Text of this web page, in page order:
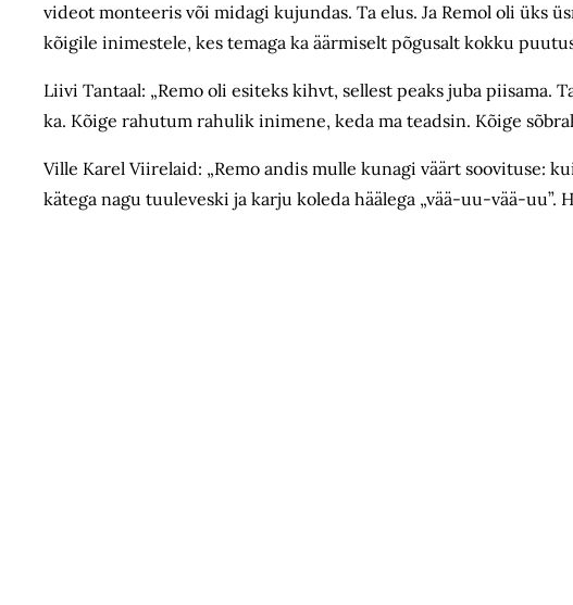
videot monteeris või midagi kujundas. Ta elus. Ja Remol oli üks
kõigile inimestele, kes temaga ka äärmiselt põgusalt kokku
Liivi Tantaal: „Remo oli esiteks kihvt, sellest peaks juba
ka. Kõige rahutum rahulik inimene, keda ma teadsin. Kõige
Ville Karel Viirelaid: „Remo andis mulle kunagi väärt soovituse:
kätega nagu tuuleveski ja karju koleda häälega „vää-uu-vää-uu”.